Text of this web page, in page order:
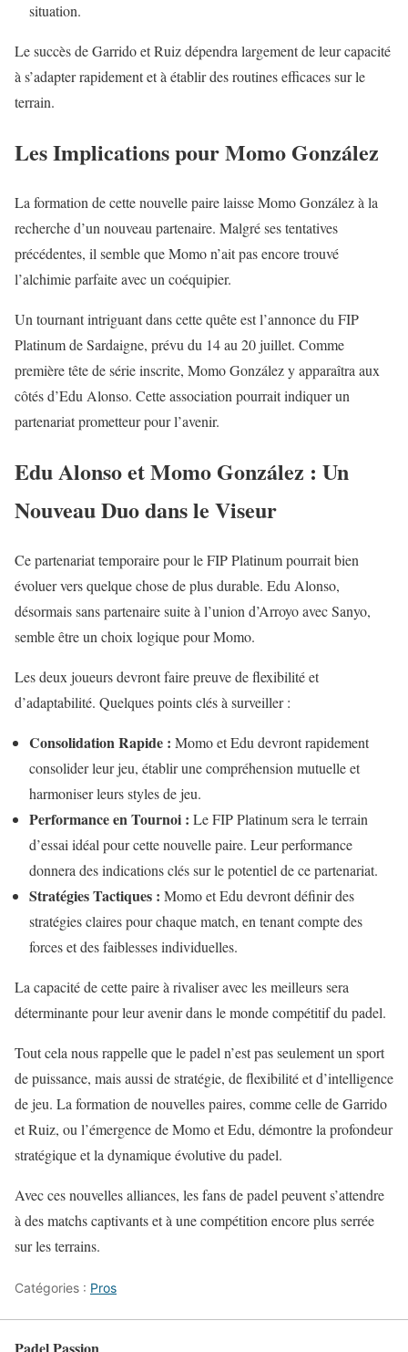
situation.
Le succès de Garrido et Ruiz dépendra largement de leur capacité
à s’adapter rapidement et à établir des routines efficaces sur le
terrain.
Les Implications pour Momo González
La formation de cette nouvelle paire laisse Momo González à la
recherche d’un nouveau partenaire. Malgré ses tentatives
précédentes, il semble que Momo n’ait pas encore trouvé
l’alchimie parfaite avec un coéquipier.
Un tournant intriguant dans cette quête est l’annonce du FIP
Platinum de Sardaigne, prévu du 14 au 20 juillet. Comme
première tête de série inscrite, Momo González y apparaîtra aux
côtés d’Edu Alonso. Cette association pourrait indiquer un
partenariat prometteur pour l’avenir.
Edu Alonso et Momo González : Un
Nouveau Duo dans le Viseur
Ce partenariat temporaire pour le FIP Platinum pourrait bien
évoluer vers quelque chose de plus durable. Edu Alonso,
désormais sans partenaire suite à l’union d’Arroyo avec Sanyo,
semble être un choix logique pour Momo.
Les deux joueurs devront faire preuve de flexibilité et
d’adaptabilité. Quelques points clés à surveiller :
Consolidation Rapide : Momo et Edu devront rapidement
consolider leur jeu, établir une compréhension mutuelle et
harmoniser leurs styles de jeu.
Performance en Tournoi : Le FIP Platinum sera le terrain
d’essai idéal pour cette nouvelle paire. Leur performance
donnera des indications clés sur le potentiel de ce partenariat.
Stratégies Tactiques : Momo et Edu devront définir des
stratégies claires pour chaque match, en tenant compte des
forces et des faiblesses individuelles.
La capacité de cette paire à rivaliser avec les meilleurs sera
déterminante pour leur avenir dans le monde compétitif du padel.
Tout cela nous rappelle que le padel n’est pas seulement un sport
de puissance, mais aussi de stratégie, de flexibilité et d’intelligence
de jeu. La formation de nouvelles paires, comme celle de Garrido
et Ruiz, ou l’émergence de Momo et Edu, démontre la profondeur
stratégique et la dynamique évolutive du padel.
Avec ces nouvelles alliances, les fans de padel peuvent s’attendre
à des matchs captivants et à une compétition encore plus serrée
sur les terrains.
Catégories : Pros